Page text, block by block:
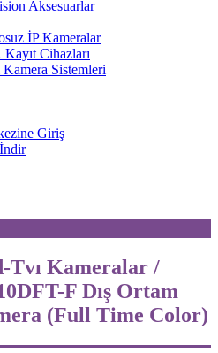
Aksesuarlar
İP Kameralar
Cihazları
Kamera Sistemleri
Giriş
Tvı Kameralar /
F Dış Ortam
(Full Time Color)